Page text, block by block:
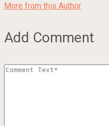
More from this Author
Add Comment